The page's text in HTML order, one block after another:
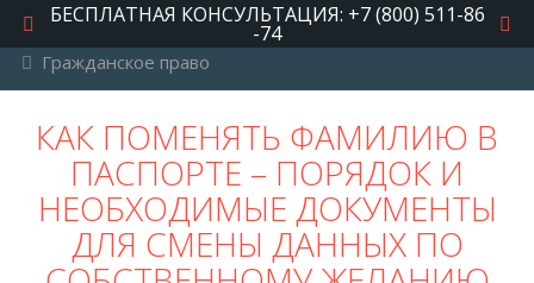
БЕСПЛАТНАЯ КОНСУЛЬТАЦИЯ: +7 (800) 511-86
-74
Гражданское право
КАК ПОМЕНЯТЬ ФАМИЛИЮ В
ПАСПОРТЕ – ПОРЯДОК И
НЕОБХОДИМЫЕ ДОКУМЕНТЫ
ДЛЯ СМЕНЫ ДАННЫХ ПО
Автомобильное право
Авторское право
Административное право